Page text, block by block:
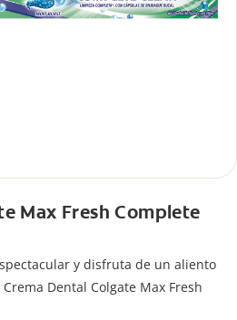
Max Fresh Complete
y disfruta de un aliento
Dental Colgate Max Fresh